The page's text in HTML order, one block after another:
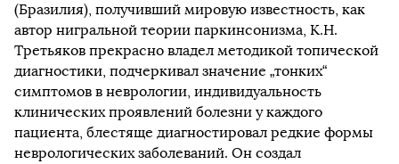
(Бразилия), получивший мировую известность, как
автор нигральной теории паркинсонизма, К.Н.
Третьяков прекрасно владел методикой топической
диагностики, подчеркивал значение „тонких“
симптомов в неврологии, индивидуальность
клинических проявлений болезни у каждого
пациента, блестяще диагностировал редкие формы
неврологических заболеваний. Он создал